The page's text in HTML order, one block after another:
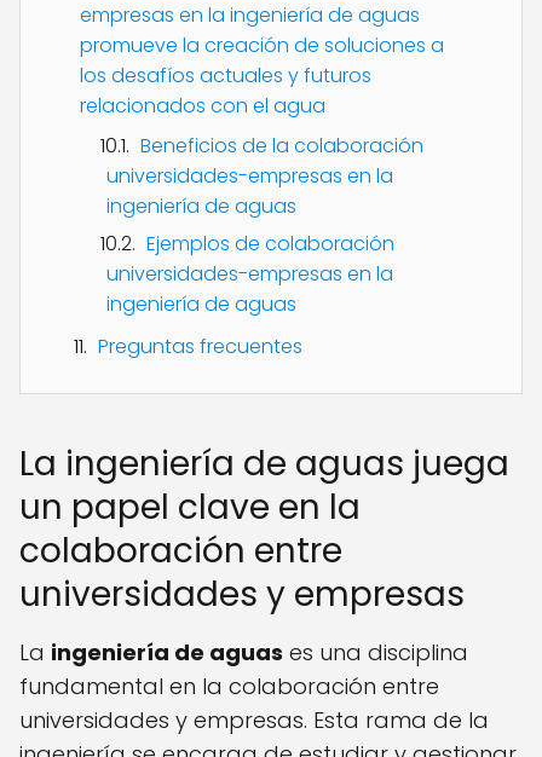
empresas en la ingeniería de aguas
promueve la creación de soluciones a
los desafíos actuales y futuros
relacionados con el agua
Beneficios de la colaboración
universidades-empresas en la
ingeniería de aguas
Ejemplos de colaboración
universidades-empresas en la
ingeniería de aguas
Preguntas frecuentes
La ingeniería de aguas juega
un papel clave en la
colaboración entre
universidades y empresas
La ingeniería de aguas es una disciplina
fundamental en la colaboración entre
universidades y empresas. Esta rama de la